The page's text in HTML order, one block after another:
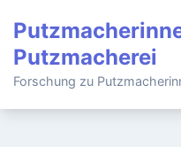
content
Putzmacherei
Forschung zu